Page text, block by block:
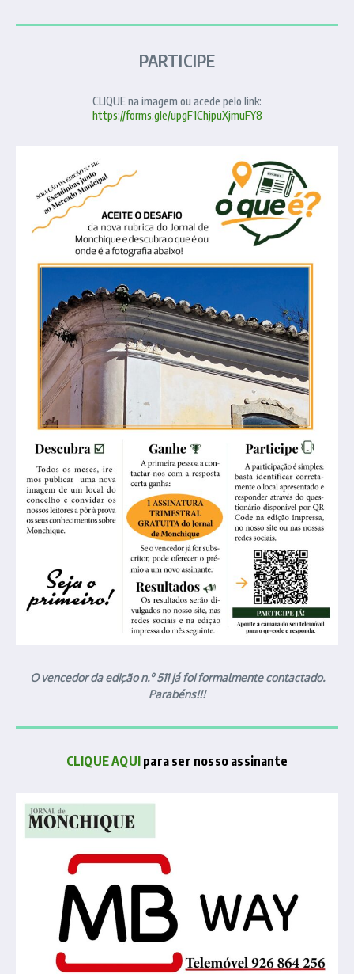
PARTICIPE
CLIQUE na imagem ou acede pelo link:
https://forms.gle/upgF1ChjpuXjmuFY8
O vencedor da edição n.º 511 já foi formalmente contactado.
Parabéns!!!
CLIQUE AQUI para ser nosso assinante